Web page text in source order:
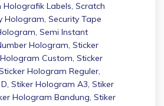
Holografik Labels, Scratch
Hologram, Security Tape
, Semi Instant
Hologram, Sticker
Custom, Sticker
Hologram Reguler,
, Stiker Hologram A3, Stiker
Hologram Bandung, Stiker